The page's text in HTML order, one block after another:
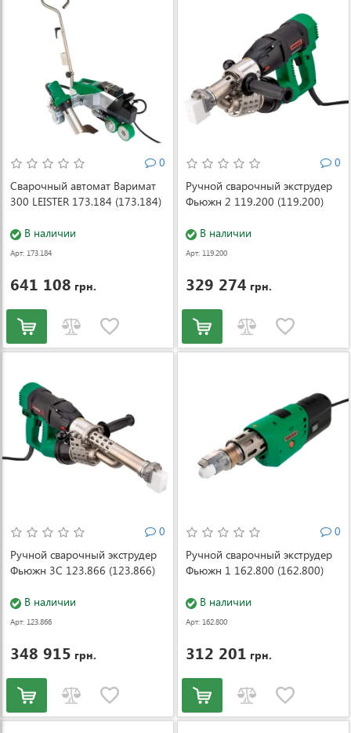
0
Сварочный автомат Варимат
300 LEISTER 173.184 (173.184)
В наличии
Арт: 173.184
641 108 грн.
0
Ручной сварочный экструдер
Фьюжн 2 119.200 (119.200)
В наличии
Арт: 119.200
329 274 грн.
0
Ручной сварочный экструдер
Фьюжн 3C 123.866 (123.866)
В наличии
Арт: 123.866
348 915 грн.
0
Ручной сварочный экструдер
Фьюжн 1 162.800 (162.800)
В наличии
Арт: 162.800
312 201 грн.